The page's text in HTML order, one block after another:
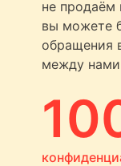
не продаём
вы можете
обращения
между